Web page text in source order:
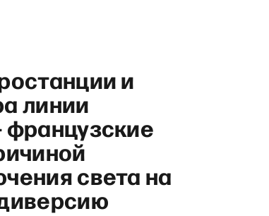
и
линии
французские
света на